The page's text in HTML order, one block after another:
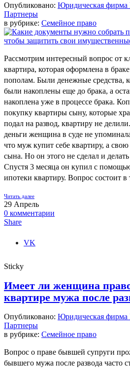
Опубликовано: Юридическая
Партнеры
в рубрике: Семейное право
Рассмотрим интересный вопрос от
квартира, которая оформлена в
пополам. Были денежные средства,
были накоплены еще до брака, а
накоплена уже в процессе брака.
покупку квартиры сыну, которые
подал на развод, квартиру не
деньги женщина в суде не
что муж купит себе квартиру, а
сына. Но он этого не сделал и делать
Спустя 3 месяца он купил с
ипотеки квартиру. Вопрос состоит
Читать далее
29 Апрель
0 комментарии
Share
VK
Sticky
Имеет ли женщина
квартире мужа после
Опубликовано: Юридическая
Партнеры
в рубрике: Семейное право
Вопрос о праве бывшей супруги
бывшего мужа после развода часто